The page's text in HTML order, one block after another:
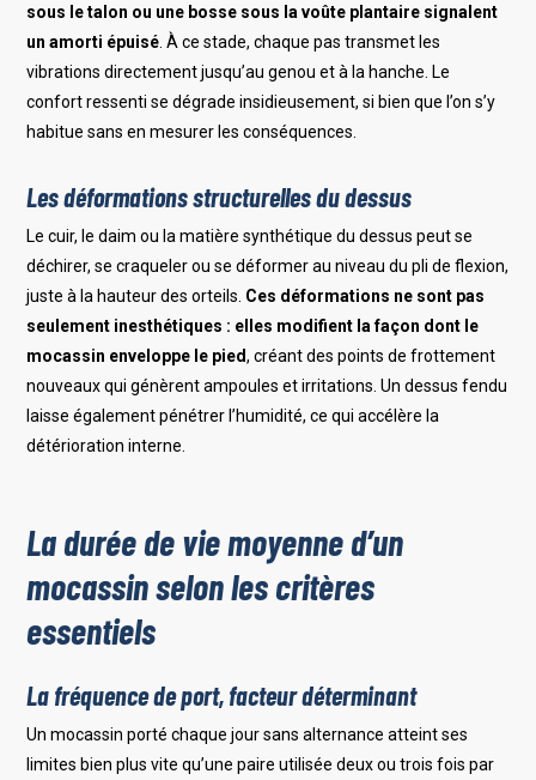
sous le talon ou une bosse sous la voûte plantaire signalent
un amorti épuisé . À ce stade, chaque pas transmet les
vibrations directement jusqu’au genou et à la hanche. Le
confort ressenti se dégrade insidieusement, si bien que l’on s’y
habitue sans en mesurer les conséquences.
Les déformations structurelles du dessus
Le cuir, le daim ou la matière synthétique du dessus peut se
déchirer, se craqueler ou se déformer au niveau du pli de flexion,
juste à la hauteur des orteils. Ces déformations ne sont pas
seulement inesthétiques : elles modifient la façon dont le
mocassin enveloppe le pied, créant des points de frottement
nouveaux qui génèrent ampoules et irritations. Un dessus fendu
laisse également pénétrer l’humidité, ce qui accélère la
détérioration interne.
La durée de vie moyenne d’un
mocassin selon les critères
essentiels
La fréquence de port, facteur déterminant
Un mocassin porté chaque jour sans alternance atteint ses
limites bien plus vite qu’une paire utilisée deux ou trois fois par